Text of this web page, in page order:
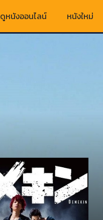
ดูหนังออนไลน์ หนังใหม่